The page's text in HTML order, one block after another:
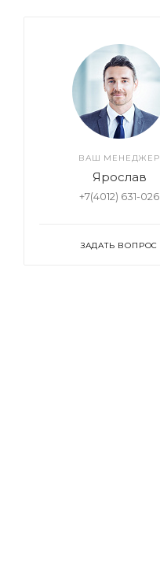
ВАШ МЕНЕДЖЕР
Ярослав
+7(4012) 631-026
ЗАДАТЬ ВОПРОС